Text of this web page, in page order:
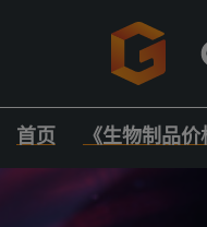
首页 《生物制品